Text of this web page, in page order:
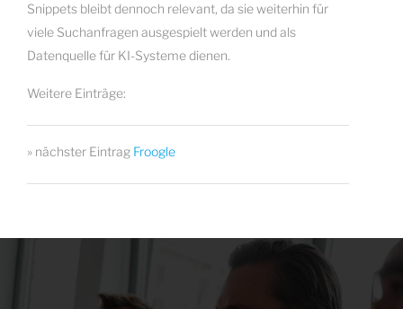
Snippets bleibt dennoch relevant, da sie weiterhin für
viele Suchanfragen ausgespielt werden und als
Datenquelle für KI-Systeme dienen.
Weitere Einträge:
» nächster Eintrag Froogle